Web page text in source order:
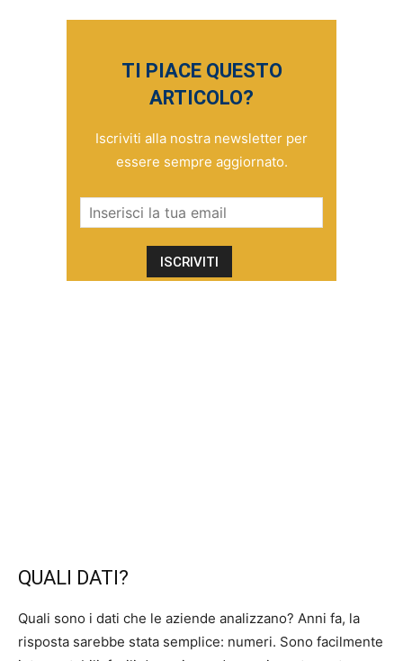
TI PIACE QUESTO
ARTICOLO?
Iscriviti alla nostra newsletter per
essere sempre aggiornato.
QUALI DATI?
Quali sono i dati che le aziende analizzano? Anni fa, la
risposta sarebbe stata semplice: numeri. Sono facilmente